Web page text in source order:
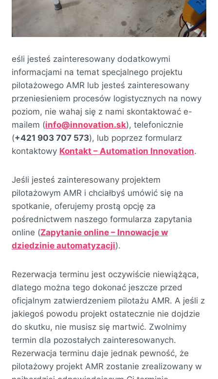
eśli jesteś zainteresowany dodatkowymi
informacjami na temat specjalnego projektu
pilotażowego AMR lub jesteś zainteresowany
przeniesieniem procesów logistycznych na nowy
poziom, nie wahaj się z nami skontaktować e-
mailem (info@innovation.sk), telefonicznie
(+421 903 707 573), lub poprzez formularz
kontaktowy Kontakt – Automation Innovation.
Jeśli jesteś zainteresowany projektem
pilotażowym AMR i chciałbyś umówić się na
spotkanie, oferujemy prostą opcję za
pośrednictwem naszego formularza zapytania
online (Zapytanie online – Innowacje w
dziedzinie automatyzacji).
Rezerwacja terminu jest oczywiście niewiążąca,
dlatego można tego dokonać jeszcze przed
oficjalnym zatwierdzeniem pilotażu AMR. A jeśli z
jakiegoś powodu projekt ostatecznie nie dojdzie
do skutku, nie musisz się martwić. Zwolnimy
termin dla pozostałych zainteresowanych.
Rezerwacja terminu daje jednak pewność, że
pilotażowy projekt AMR zostanie zrealizowany w